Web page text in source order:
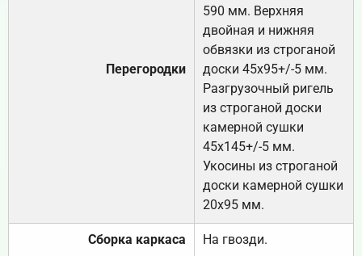
Перегородки
590 мм. Верхняя
двойная и нижняя
обвязки из строганой
доски 45х95+/-5 мм.
Разгрузочный ригель
из строганой доски
камерной сушки
45х145+/-5 мм.
Укосины из строганой
доски камерной сушки
20х95 мм.
Сборка каркаса На гвозди.